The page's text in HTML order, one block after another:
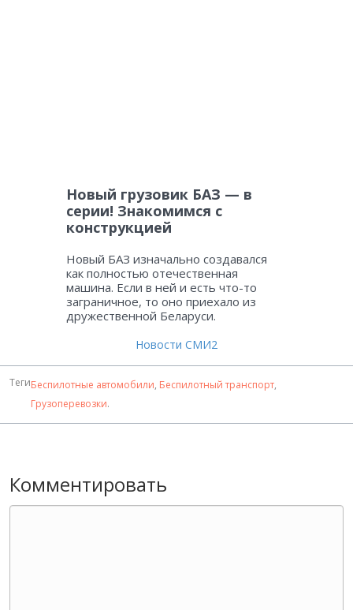
Новый грузовик БАЗ — в
серии! Знакомимся с
конструкцией
Новый БАЗ изначально создавался
как полностью отечественная
машина. Если в ней и есть что-то
заграничное, то оно приехало из
дружественной Беларуси.
Новости СМИ2
ТегиБеспилотные автомобили, Беспилотный транспорт,
Грузоперевозки.
Комментировать